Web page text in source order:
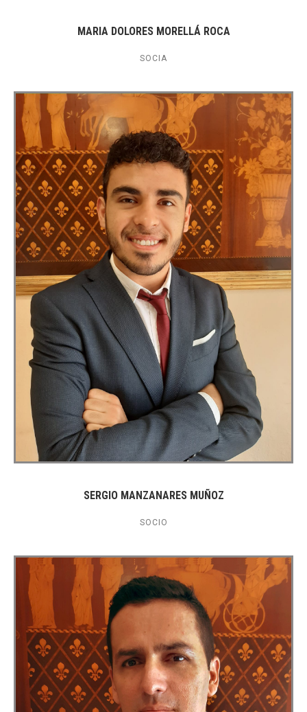
MARIA DOLORES MORELLÁ ROCA
SOCIA
SERGIO MANZANARES MUÑOZ
SOCIO